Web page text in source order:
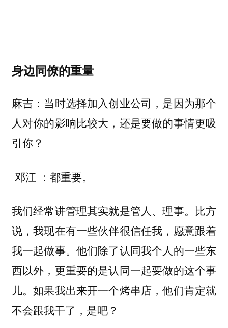
身边同僚的重量
麻吉：当时选择加入创业公司，是因为那个
人对你的影响比较大，还是要做的事情更吸
引你？
邓江 ：都重要。
我们经常讲管理其实就是管人、理事。比方
说，我现在有一些伙伴很信任我，愿意跟着
我一起做事。他们除了认同我个人的一些东
西以外，更重要的是认同一起要做的这个事
儿。如果我出来开一个烤串店，他们肯定就
不会跟我干了，是吧？